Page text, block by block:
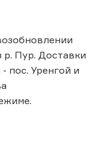
р. Пур. Доставки
пос. Уренгой и